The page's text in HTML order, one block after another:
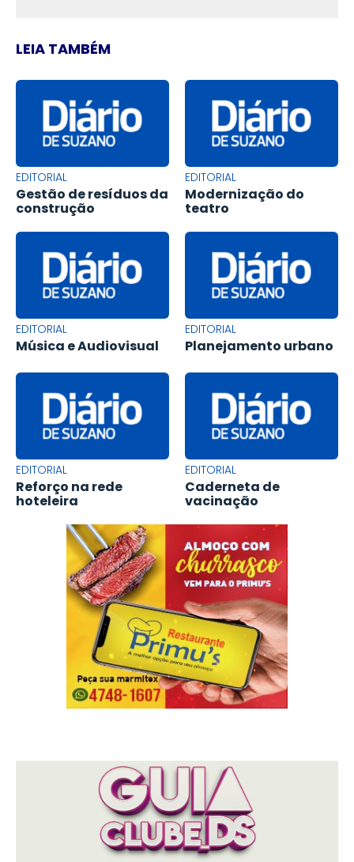
LEIA TAMBÉM
EDITORIAL
Gestão de resíduos da
construção
EDITORIAL
Modernização do
teatro
EDITORIAL
Música e Audiovisual
EDITORIAL
Planejamento urbano
EDITORIAL
Reforço na rede
hoteleira
EDITORIAL
Caderneta de
vacinação